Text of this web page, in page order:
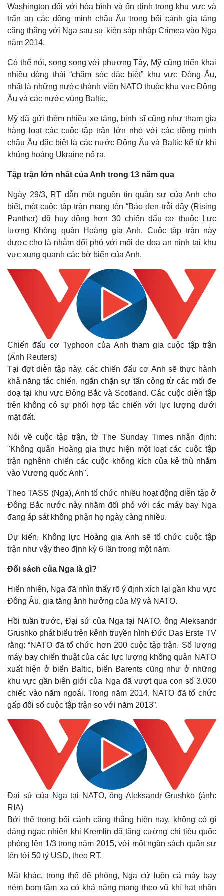
Kinh tế
Bất động sản
Khởi nghiệp
Thị trường
Giá vàng
Tiêu dùng
Tỷ giá
Chứng khoán
Giá cà phê
Washington đối với hòa bình và ổn định trong khu vực và
trấn an các đồng minh châu Âu trong bối cảnh gia tăng
căng thẳng với Nga sau sự kiện sáp nhập Crimea vào Nga
năm 2014.
Có thể nói, song song với phương Tây, Mỹ cũng triển khai
nhiều động thái “chăm sóc đặc biệt” khu vực Đông Âu,
nhất là những nước thành viên NATO thuộc khu vực Đông
Âu và các nước vùng Baltic.
Mỹ đã gửi thêm nhiều xe tăng, binh sĩ cũng như tham gia
hàng loạt các cuộc tập trận lớn nhỏ với các đồng minh
châu Âu đặc biệt là các nước Đông Âu và Baltic kể từ khi
khủng hoảng Ukraine nổ ra.
Tập trận lớn nhất của Anh trong 13 năm qua
Ngày 29/3, RT dẫn một nguồn tin quân sự của Anh cho
biết, một cuộc tập trận mang tên “Báo đen trỗi dậy (Rising
Panther) đã huy động hơn 30 chiến đấu cơ thuộc Lực
lượng Không quân Hoàng gia Anh. Cuộc tập trận này
được cho là nhằm đối phó với mối đe doạ an ninh tại khu
vực xung quanh các bờ biển của Anh.
Chiến đấu cơ Typhoon của Anh tham gia cuộc tập trận
(Ảnh Reuters)
Tại đợt diễn tập này, các chiến đấu cơ Anh sẽ thực hành
khả năng tác chiến, ngăn chặn sự tấn công từ các mối đe
doạ tại khu vực Đông Bắc và Scotland. Các cuộc diễn tập
trên không có sự phối hợp tác chiến với lực lượng dưới
mặt đất.
Nói về cuộc tập trận, tờ The Sunday Times nhận định:
"Không quân Hoàng gia thực hiện một loạt các cuộc tập
trận nghênh chiến các cuộc không kích của kẻ thù nhằm
vào Vương quốc Anh".
Theo TASS (Nga), Anh tổ chức nhiều hoạt động diễn tập ở
Đông Bắc nước này nhằm đối phó với các máy bay Nga
đang áp sát không phận họ ngày càng nhiều.
Dự kiến, Không lực Hoàng gia Anh sẽ tổ chức cuộc tập
trận như vậy theo định kỳ 6 lần trong một năm.
Đối sách của Nga là gì?
Hiển nhiên, Nga đã nhìn thấy rõ ý định xích lại gần khu vực
Đông Âu, gia tăng ảnh hưởng của Mỹ và NATO.
Hồi tuần trước, Đại sứ của Nga tại NATO, ông Aleksandr
Grushko phát biểu trên kênh truyền hình Đức Das Erste TV
rằng: “NATO đã tổ chức hơn 200 cuộc tập trận. Số lượng
máy bay chiến thuật của các lực lượng không quân NATO
xuất hiện ở biển Baltic, biển Barents cũng như ở những
khu vực gần biên giới của Nga đã vượt qua con số 3.000
chiếc vào năm ngoái. Trong năm 2014, NATO đã tổ chức
gấp đôi số cuộc tập trận so với năm 2013”.
Đại sứ của Nga tại NATO, ông Aleksandr Grushko (ảnh:
RIA)
Bởi thế trong bối cảnh căng thẳng hiện nay, không có gì
đáng ngạc nhiên khi Kremlin đã tăng cường chi tiêu quốc
phòng lên 1/3 trong năm 2015, với một ngân sách quân sự
lên tới 50 tỷ USD, theo RT.
Mặt khác, trong thế đề phòng, Nga cử luôn cả máy bay
ném bom tầm xa có khả năng mang theo vũ khí hạt nhân